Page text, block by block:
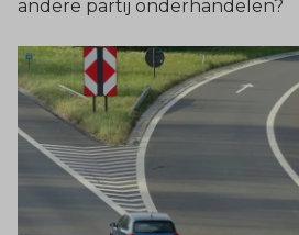
andere partij onderhandelen?